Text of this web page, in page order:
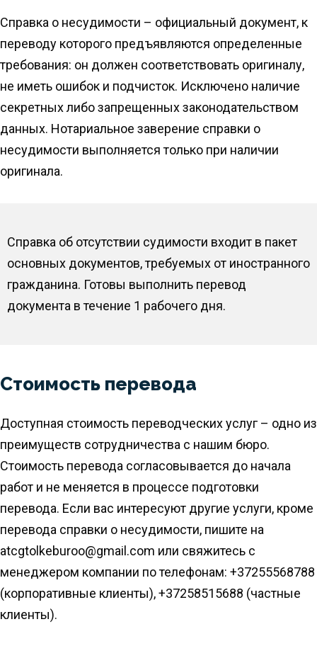
Справка о несудимости – официальный документ, к
переводу которого предъявляются определенные
требования: он должен соответствовать оригиналу,
не иметь ошибок и подчисток. Исключено наличие
секретных либо запрещенных законодательством
данных. Нотариальное заверение справки о
несудимости выполняется только при наличии
оригинала.
Справка об отсутствии судимости входит в пакет
основных документов, требуемых от иностранного
гражданина. Готовы выполнить перевод
документа в течение 1 рабочего дня.
Стоимость перевода
Доступная стоимость переводческих услуг – одно из
преимуществ сотрудничества с нашим бюро.
Стоимость перевода согласовывается до начала
работ и не меняется в процессе подготовки
перевода. Если вас интересуют другие услуги, кроме
перевода справки о несудимости, пишите на
atcgtolkeburoo@gmail.com или свяжитесь с
менеджером компании по телефонам: +37255568788
(корпоративные клиенты), +37258515688 (частные
клиенты).